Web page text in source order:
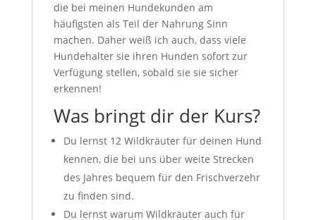
die bei meinen Hundekunden am
häufigsten als Teil der Nahrung Sinn
machen. Daher weiß ich auch, dass viele
Hundehalter sie ihren Hunden sofort zur
Verfügung stellen, sobald sie sie sicher
erkennen!
Was bringt dir der Kurs?
Du lernst 12 Wildkräuter für deinen Hund
kennen, die bei uns über weite Strecken
des Jahres bequem für den Frischverzehr
zu finden sind.
Du lernst warum Wildkräuter auch für